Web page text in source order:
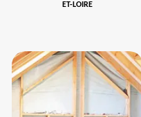
ET-LOIRE